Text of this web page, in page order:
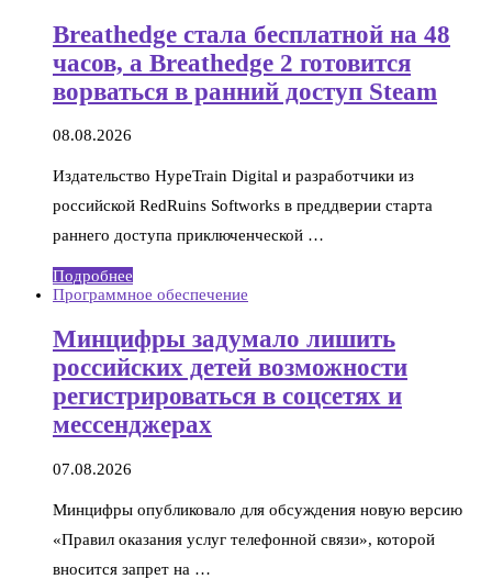
Breathedge стала бесплатной на 48
часов, а Breathedge 2 готовится
ворваться в ранний доступ Steam
08.08.2026
Издательство HypeTrain Digital и разработчики из
российской RedRuins Softworks в преддверии старта
раннего доступа приключенческой …
Подробнее
Программное обеспечение
Минцифры задумало лишить
российских детей возможности
регистрироваться в соцсетях и
мессенджерах
07.08.2026
Минцифры опубликовало для обсуждения новую версию
«Правил оказания услуг телефонной связи», которой
вносится запрет на …